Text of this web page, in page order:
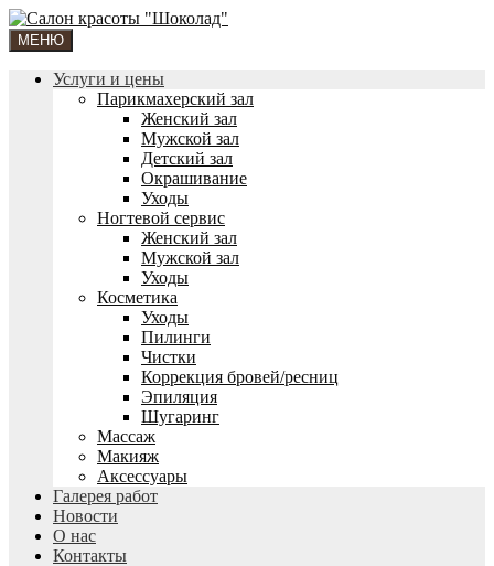
МЕНЮ
Услуги и цены
Парикмахерский зал
Женский зал
Мужской зал
Детский зал
Окрашивание
Уходы
Ногтевой сервис
Женский зал
Мужской зал
Уходы
Косметика
Уходы
Пилинги
Чистки
Коррекция бровей/ресниц
Эпиляция
Шугаринг
Массаж
Макияж
Аксессуары
Галерея работ
Новости
О нас
Контакты